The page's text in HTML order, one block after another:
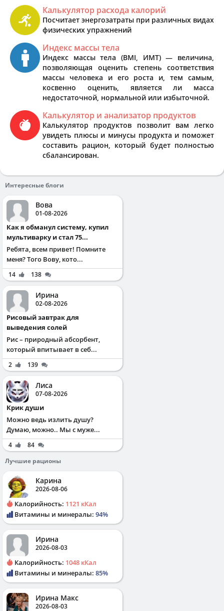
Калькулятор расхода калорий
Посчитает энергозатраты при различных видах
физических упражнений
Индекс массы тела
Индекс массы тела (BMI, ИМТ) — величина,
позволяющая оценить степень соответствия
массы человека и его роста и, тем самым,
косвенно оценить, является ли масса
недостаточной, нормальной или избыточной.
Калькулятор и анализатор продуктов
Калькулятор продуктов позволит вам легко
увидеть плюсы и минусы продукта и поможет
составить рацион, который будет полностью
сбалансирован.
Интересные блоги
Вова
01-08-2026
Как я обманул систему, купил
мультиварку и стал 75...
Ребята, всем привет! Помните
меня? Того Вову, кото...
14 138
Ирина
02-08-2026
Рисовый завтрак для
выведения солей
Рис – природный абсорбент,
который впитывает в себ...
2 139
Лиса
07-08-2026
Крик души
Можно ведь излить душу?
Думаю, можно.. Мы с муже...
4
84
Лучшие рационы
Карина
2026-08-06
Калорийность: 1121 кКал
Витамины и минералы: 94%
Ирина
2026-08-03
Калорийность: 1048 кКал
Витамины и минералы: 85%
Ирина Макс
2026-08-03